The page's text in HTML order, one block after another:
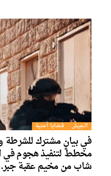
الجيش قضايا أمنية
في بيانٍ مشترك للشرطة
مخطط لتنفيذ هجوم في
شاب من مخيم عقبة جبر.